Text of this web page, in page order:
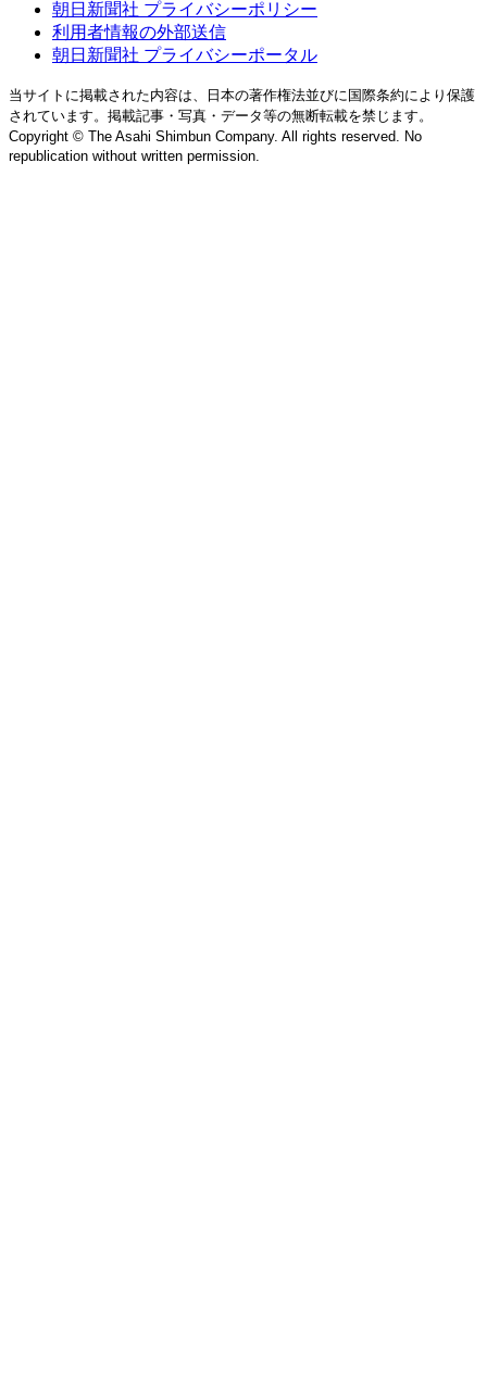
朝日新聞社 プライバシーポリシー
利用者情報の外部送信
朝日新聞社 プライバシーポータル
当サイトに掲載された内容は、日本の著作権法並びに国際条約により保護
されています。掲載記事・写真・データ等の無断転載を禁じます。
Copyright © The Asahi Shimbun Company. All rights reserved. No
republication without written permission.